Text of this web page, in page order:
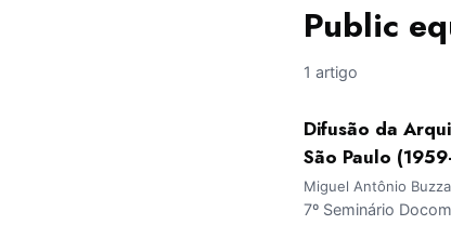
Public
1 artigo
Difusão da
São Paulo
Miguel Antônio
7º Seminário